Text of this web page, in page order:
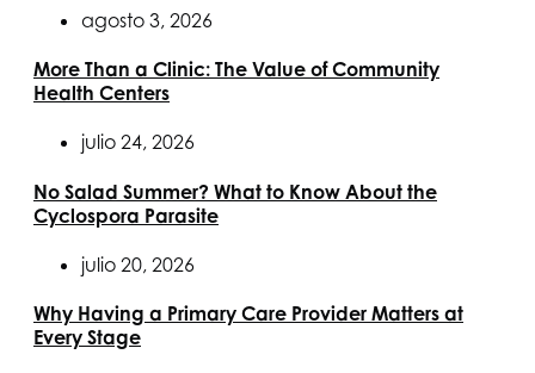
agosto 3, 2026
More Than a Clinic: The Value of Community
Health Centers
julio 24, 2026
No Salad Summer? What to Know About the
Cyclospora Parasite
julio 20, 2026
Why Having a Primary Care Provider Matters at
Every Stage